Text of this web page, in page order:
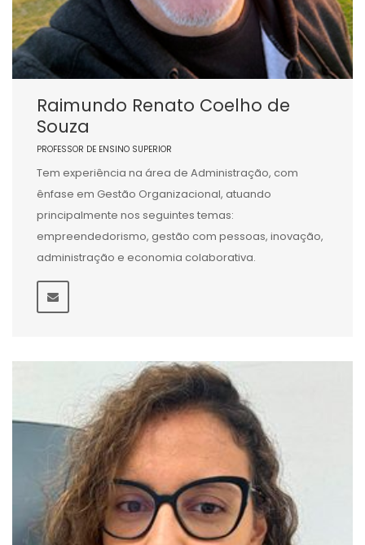
Raimundo Renato Coelho de
Souza
PROFESSOR DE ENSINO SUPERIOR
Tem experiência na área de Administração, com
ênfase em Gestão Organizacional, atuando
principalmente nos seguintes temas:
empreendedorismo, gestão com pessoas, inovação,
administração e economia colaborativa.